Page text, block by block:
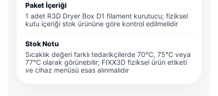
Paket İçeriği
1 adet R3D Dryer Box D1 filament kurutucu; fiziksel
kutu içeriği stok ürününe göre kontrol edilmelidir
Stok Notu
Sıcaklık değeri farklı tedarikçilerde 70°C, 75°C veya
77°C olarak görünebilir; FIXX3D fiziksel ürün etiketi
ve cihaz menüsü esas alınmalıdır